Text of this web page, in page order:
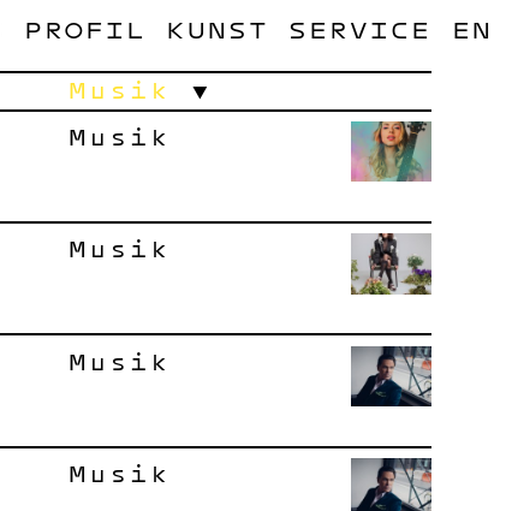
PROFIL KUNST SERVICE
EN
Musik
Musik
Musik
Musik
Musik